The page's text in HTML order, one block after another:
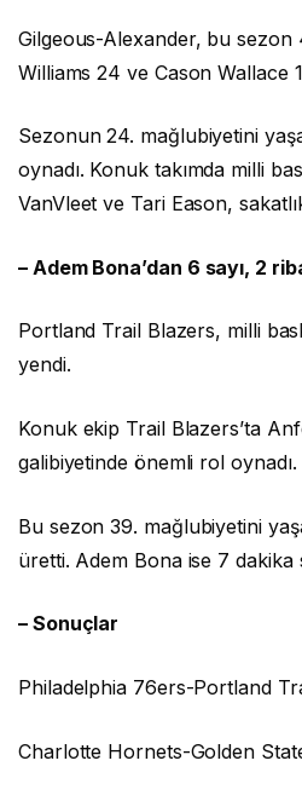
Gilgeous-Alexander, bu sezon
Williams 24 ve Cason Wallace
Sezonun 24. mağlubiyetini
oynadı. Konuk takımda milli
VanVleet ve Tari Eason,
– Adem Bona’dan 6 sayı, 2
Portland Trail Blazers, milli
yendi.
Konuk ekip Trail Blazers’ta
galibiyetinde önemli rol oynadı.
Bu sezon 39. mağlubiyetini
üretti. Adem Bona ise 7 dakika
– Sonuçlar
Philadelphia 76ers-Portland
Charlotte Hornets-Golden